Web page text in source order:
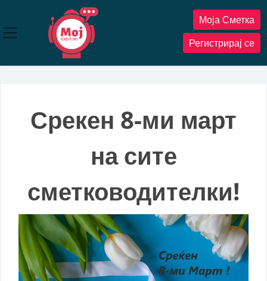
содржината
Моја Сметка
Регистрирај се
Срекен 8-ми март
на сите
сметководителки!